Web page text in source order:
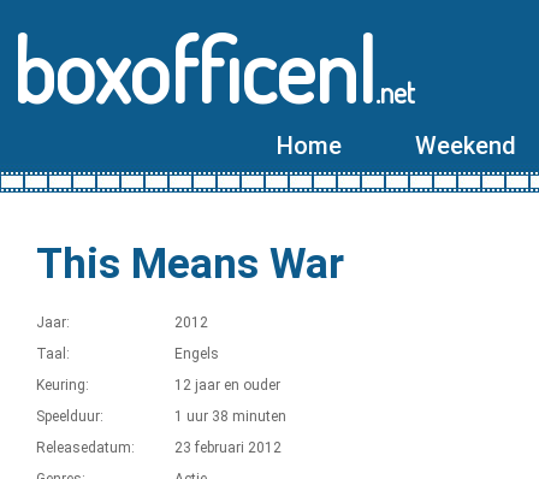
boxofficenl.net
Home Weekend
This Means War
Jaar:
2012
Taal:
Engels
Keuring:
12 jaar en ouder
Speelduur:
1 uur 38 minuten
Releasedatum:
23 februari 2012